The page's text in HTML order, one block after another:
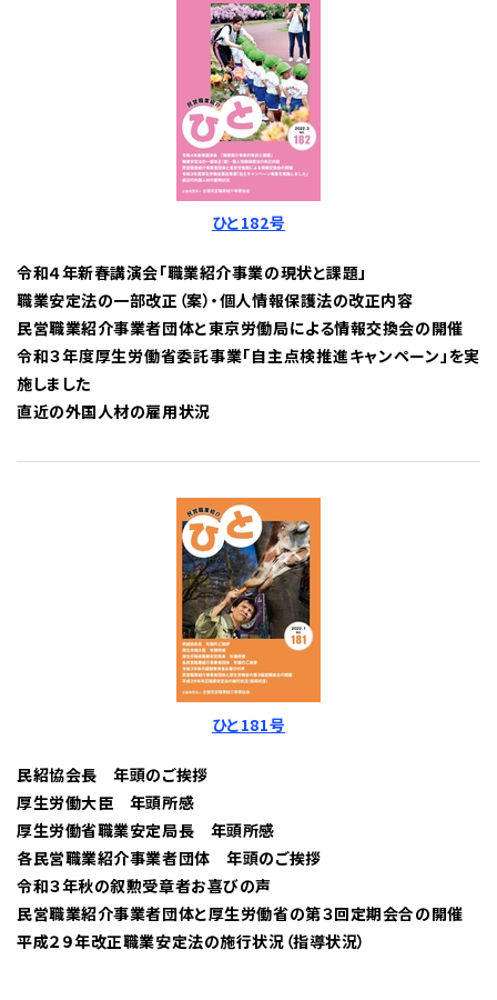
ひと182号
令和４年新春講演会「職業紹介事業の現状と課題」
職業安定法の一部改正（案）・個人情報保護法の改正内容
民営職業紹介事業者団体と東京労働局による情報交換会の開催
令和３年度厚生労働省委託事業「自主点検推進キャンペーン」を実
施しました
直近の外国人材の雇用状況
ひと181号
民紹協会長 年頭のご挨拶
厚生労働大臣 年頭所感
厚生労働省職業安定局長 年頭所感
各民営職業紹介事業者団体 年頭のご挨拶
令和３年秋の叙勲受章者お喜びの声
民営職業紹介事業者団体と厚生労働省の第３回定期会合の開催
平成２９年改正職業安定法の施行状況（指導状況）